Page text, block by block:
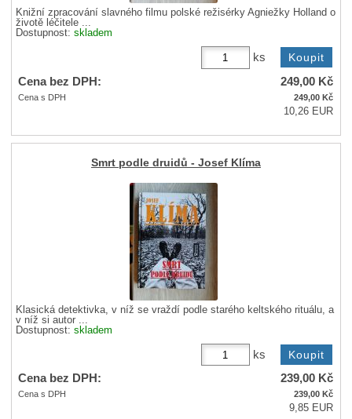
Knižní zpracování slavného filmu polské režisérky Agniežky Holland o
životě léčitele ...
Dostupnost:skladem
ks
Cena bez DPH: 249,00 Kč
Cena s DPH 249,00Kč
10,26 EUR
Smrt podle druidů - Josef Klíma
Klasická detektivka, v níž se vraždí podle starého keltského rituálu, a
v níž si autor ...
Dostupnost:skladem
ks
Cena bez DPH: 239,00 Kč
Cena s DPH 239,00 Kč
9,85 EUR